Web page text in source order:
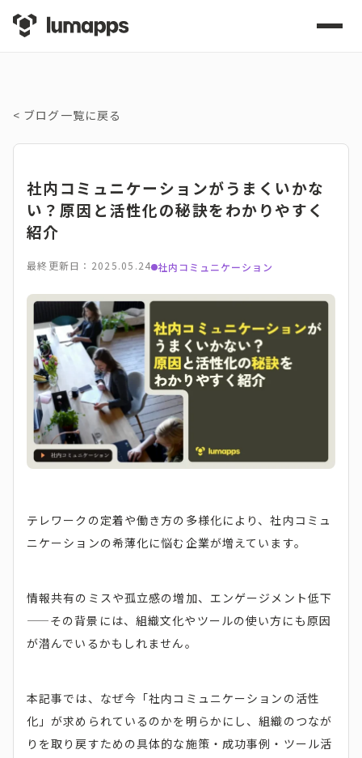
< ブログ一覧に戻る
社内コミュニケーションがうまくいかな
い？原因と活性化の秘訣をわかりやすく
紹介
最終更新日：2025.05.24 社内コミュニケーション
テレワークの定着や働き方の多様化により、社内コミュ
ニケーションの希薄化に悩む企業が増えています。
情報共有のミスや孤立感の増加、エンゲージメント低下
——その背景には、組織文化やツールの使い方にも原因
が潜んでいるかもしれません。
本記事では、なぜ今「社内コミュニケーションの活性
化」が求められているのかを明らかにし、組織のつなが
りを取り戻すための具体的な施策・成功事例・ツール活